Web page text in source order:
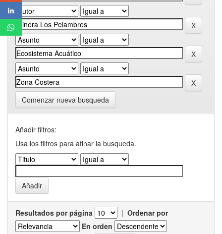
Comenzar nueva busqueda
Añadir filtros:
Usa los filtros para afinar la busqueda.
Resultados por página | Ordenar por
En orden